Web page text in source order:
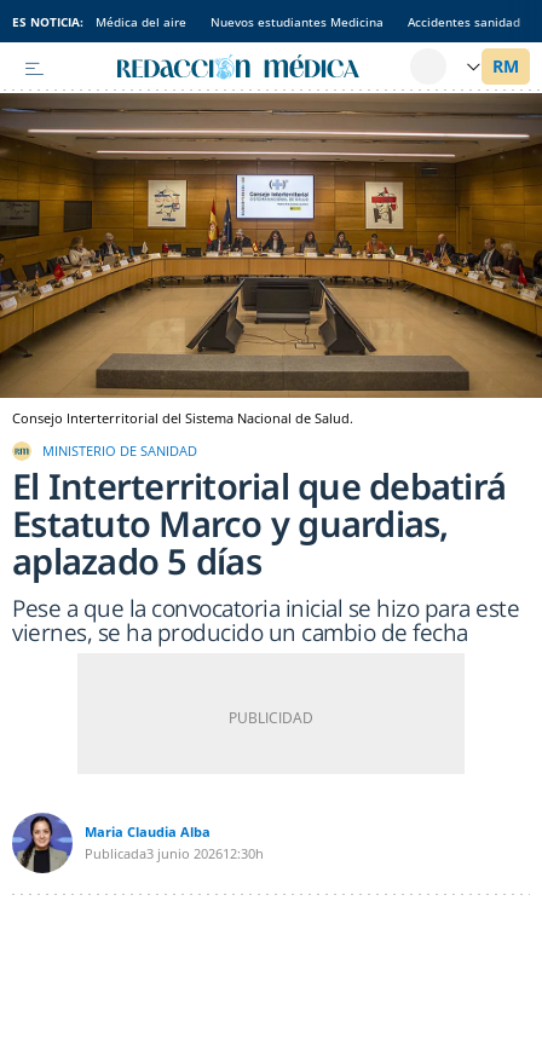
ES NOTICIA: Médica del aire Nuevos estudiantes Medicina Accidentes sanidad
Consejo Interterritorial del Sistema Nacional de Salud.
MINISTERIO DE SANIDAD
El Interterritorial que debatirá
Estatuto Marco y guardias,
aplazado 5 días
Pese a que la convocatoria inicial se hizo para este
viernes, se ha producido un cambio de fecha
Maria Claudia Alba
Publicada3 junio 202612:30h